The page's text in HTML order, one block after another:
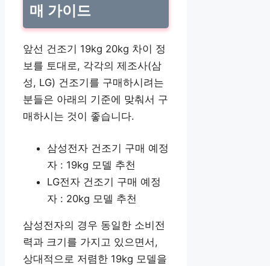
매 가이드
앞선 건조기 19kg 20kg 차이 정
보를 토대로, 각각의 제조사(삼
성, LG) 건조기를 구매하시려는
분들은 아래의 기준에 맞춰서 구
매하시는 것이 좋습니다.
삼성전자 건조기 구매 예정
자 : 19kg 모델 추천
LG전자 건조기 구매 예정
자 : 20kg 모델 추천
삼성전자의 경우 동일한 소비전
력과 크기를 가지고 있으면서,
상대적으로 저렴한 19kg 모델을